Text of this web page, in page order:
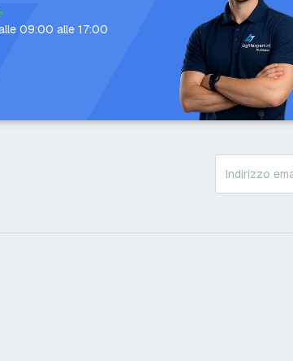
09:00 alle 17:00